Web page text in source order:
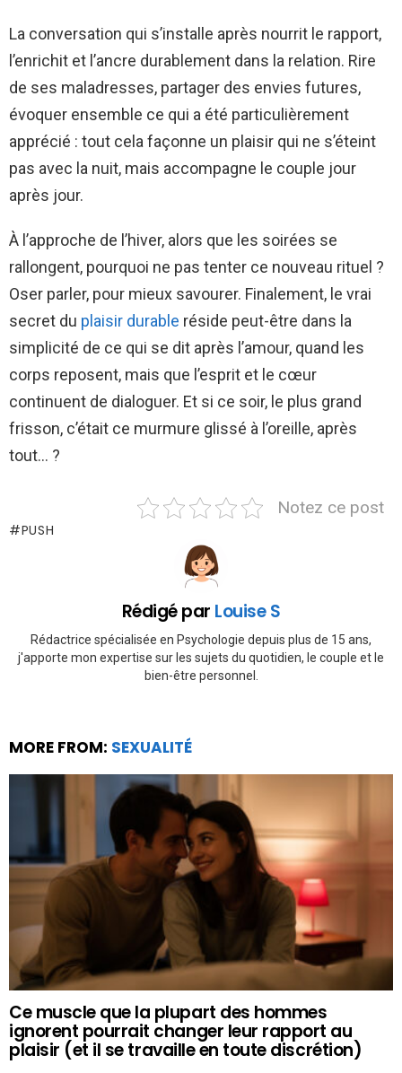
La conversation qui s’installe après nourrit le rapport,
l’enrichit et l’ancre durablement dans la relation. Rire
de ses maladresses, partager des envies futures,
évoquer ensemble ce qui a été particulièrement
apprécié : tout cela façonne un plaisir qui ne s’éteint
pas avec la nuit, mais accompagne le couple jour
après jour.
À l’approche de l’hiver, alors que les soirées se
rallongent, pourquoi ne pas tenter ce nouveau rituel ?
Oser parler, pour mieux savourer. Finalement, le vrai
secret du plaisir durable réside peut-être dans la
simplicité de ce qui se dit après l’amour, quand les
corps reposent, mais que l’esprit et le cœur
continuent de dialoguer. Et si ce soir, le plus grand
frisson, c’était ce murmure glissé à l’oreille, après
tout… ?
Notez ce post
PUSH
Rédigé par Louise S
Rédactrice spécialisée en Psychologie depuis plus de 15 ans,
j'apporte mon expertise sur les sujets du quotidien, le couple et le
bien-être personnel.
MORE FROM: SEXUALITÉ
Ce muscle que la plupart des hommes
ignorent pourrait changer leur rapport au
plaisir (et il se travaille en toute discrétion)